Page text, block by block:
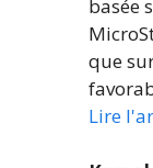
basée
que
Lire